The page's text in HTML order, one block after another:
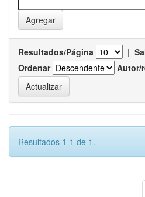
Resultados/Página |
Ordenar
Autor/
Resultados 1-1 de 1.